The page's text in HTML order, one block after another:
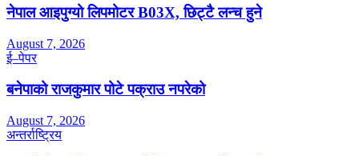
नेपाल आइपुग्यो लिपमोटर B03X, छिट्टै लन्च हुने
August 7, 2026
ई–पेपर
बनेपाको राजकुमार पोटे पक्राउ नपरेको
August 7, 2026
अन्तर्राष्ट्रिय